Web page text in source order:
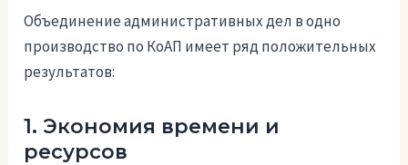
Объединение административных дел в одно
производство по КоАП имеет ряд положительных
результатов:
1. Экономия времени и
ресурсов